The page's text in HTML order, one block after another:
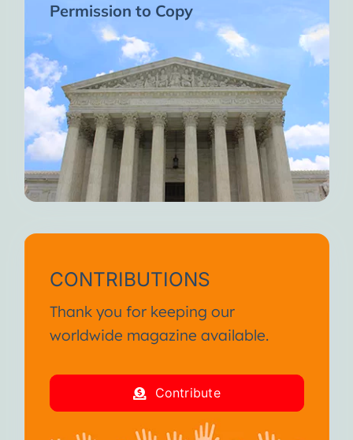
Permission to Copy
CONTRIBUTIONS
Thank you for keeping our
worldwide magazine available.
Contribute